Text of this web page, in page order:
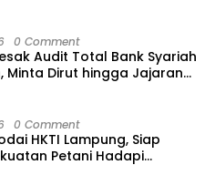
0 Comment
Audit Total Bank Syariah
Minta Dirut hingga Jajaran
0 Comment
HKTI Lampung, Siap
Petani Hadapi